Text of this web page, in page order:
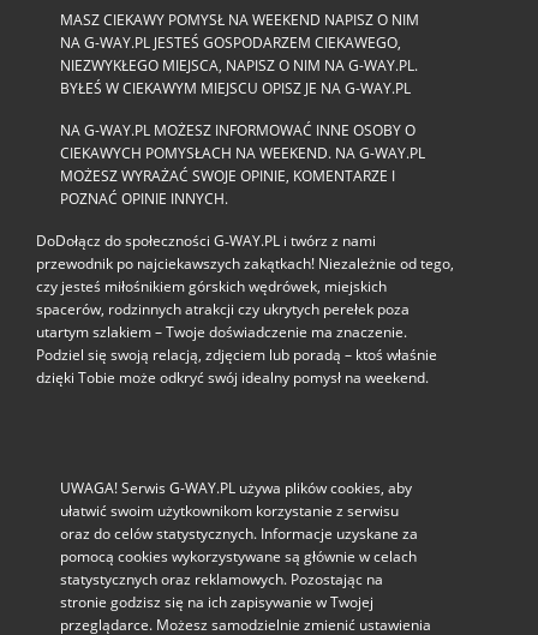
MASZ CIEKAWY POMYSŁ NA WEEKEND NAPISZ O NIM
NA G-WAY.PL JESTEŚ GOSPODARZEM CIEKAWEGO,
NIEZWYKŁEGO MIEJSCA, NAPISZ O NIM NA G-WAY.PL.
BYŁEŚ W CIEKAWYM MIEJSCU OPISZ JE NA G-WAY.PL
NA G-WAY.PL MOŻESZ INFORMOWAĆ INNE OSOBY O
CIEKAWYCH POMYSŁACH NA WEEKEND. NA G-WAY.PL
MOŻESZ WYRAŻAĆ SWOJE OPINIE, KOMENTARZE I
POZNAĆ OPINIE INNYCH.
DoDołącz do społeczności G‑WAY.PL i twórz z nami
przewodnik po najciekawszych zakątkach! Niezależnie od tego,
czy jesteś miłośnikiem górskich wędrówek, miejskich
spacerów, rodzinnych atrakcji czy ukrytych perełek poza
utartym szlakiem – Twoje doświadczenie ma znaczenie.
Podziel się swoją relacją, zdjęciem lub poradą – ktoś właśnie
dzięki Tobie może odkryć swój idealny pomysł na weekend.
UWAGA! Serwis G-WAY.PL używa plików cookies, aby
ułatwić swoim użytkownikom korzystanie z serwisu
oraz do celów statystycznych. Informacje uzyskane za
pomocą cookies wykorzystywane są głównie w celach
statystycznych oraz reklamowych. Pozostając na
stronie godzisz się na ich zapisywanie w Twojej
przeglądarce. Możesz samodzielnie zmienić ustawienia